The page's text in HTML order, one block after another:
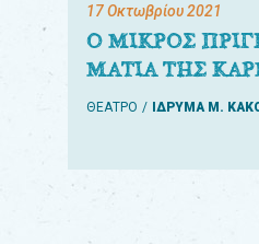
17 Οκτωβρίου 2021
Ο ΜΙΚΡΟΣ
ΜΑΤΙΑ ΤΗΣ
ΘΕΑΤΡΟ ΙΔΡΥΜΑ Μ.